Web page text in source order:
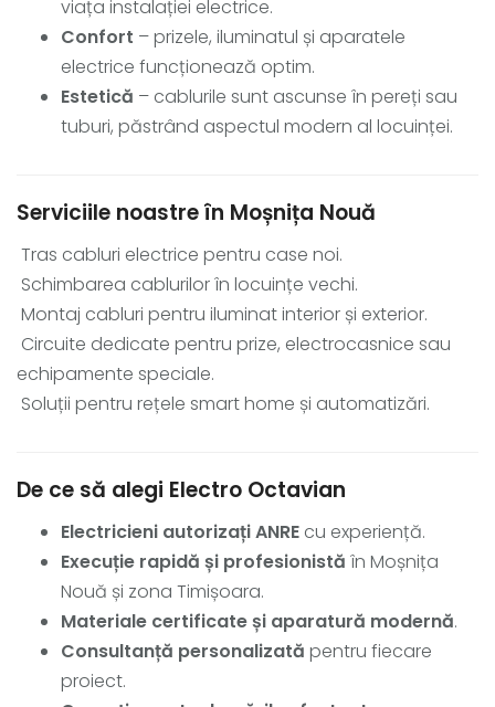
viața instalației electrice.
Confort – prizele, iluminatul și aparatele
electrice funcționează optim.
Estetică – cablurile sunt ascunse în pereți sau
tuburi, păstrând aspectul modern al locuinței.
Serviciile noastre în Moșnița Nouă
Tras cabluri electrice pentru case noi.
Schimbarea cablurilor în locuințe vechi.
Montaj cabluri pentru iluminat interior și exterior.
Circuite dedicate pentru prize, electrocasnice sau
echipamente speciale.
Soluții pentru rețele smart home și automatizări.
De ce să alegi Electro Octavian
Electricieni autorizați ANRE cu experiență.
Execuție rapidă și profesionistă în Moșnița
Nouă și zona Timișoara.
Materiale certificate și aparatură modernă.
Consultanță personalizată pentru fiecare
proiect.